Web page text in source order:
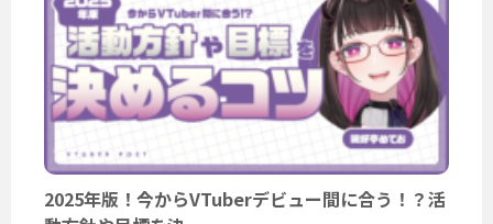
2025年版！今からVTuberデビュー間に合う！？活